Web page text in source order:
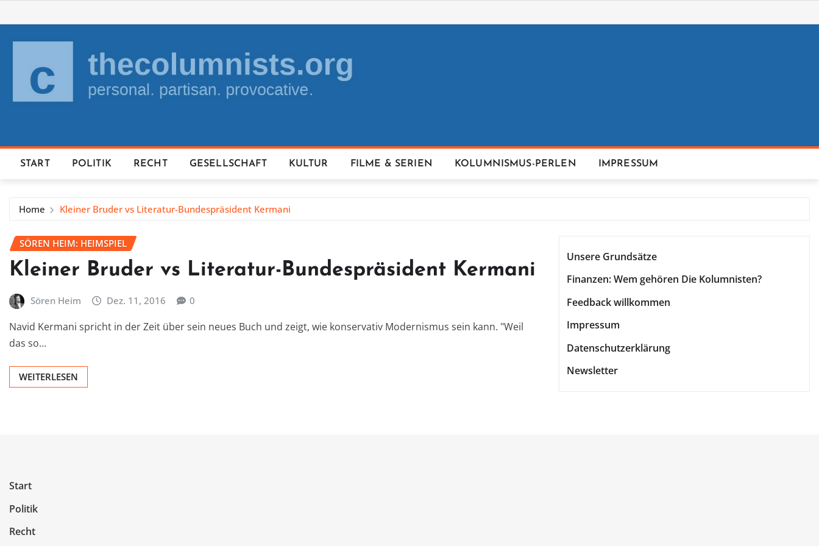
to
content
START POLITIK RECHT GESELLSCHAFT KULTUR FILME & SERIEN KOLUMNISMUS-PERLEN IMPRESSUM
Home Kleiner Bruder vs Literatur-Bundespräsident Kermani
SÖREN HEIM: HEIMSPIEL
Kleiner Bruder vs Literatur-Bundespräsident Kermani
Sören Heim Dez. 11, 2016 0
Navid Kermani spricht in der Zeit über sein neues Buch und zeigt, wie konservativ Modernismus sein kann. "Weil
das so…
WEITERLESEN
Unsere Grundsätze
Finanzen: Wem gehören Die Kolumnisten?
Feedback willkommen
Impressum
Datenschutzerklärung
Newsletter
Start
Politik
Recht